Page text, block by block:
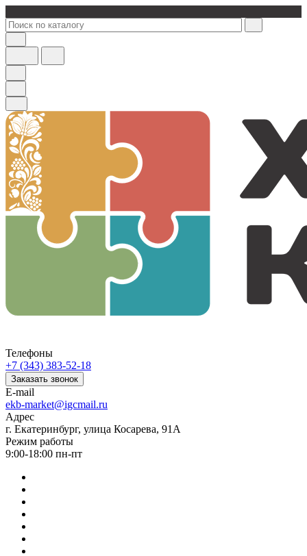
Телефоны
+7 (343) 383-52-18
Заказать звонок
E-mail
ekb-market@igcmail.ru
Адрес
г. Екатеринбург, улица Косарева, 91А
Режим работы
9:00-18:00 пн-пт